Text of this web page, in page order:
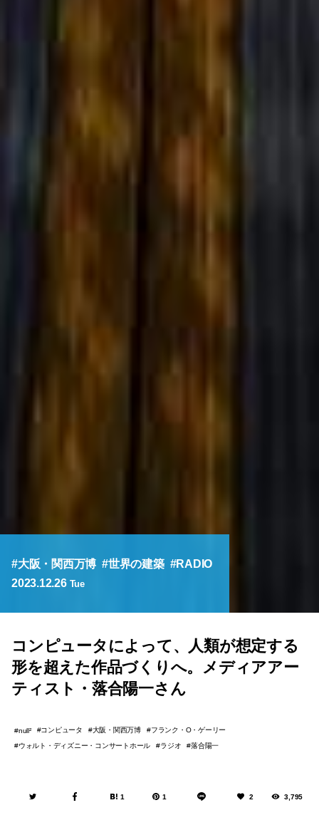
大阪・関西万博 世界の建築
RADIO
2023.12.26 Tue
コンピュータによって、人類が想定する
形を超えた作品づくりへ。メディアアー
ティスト・落合陽一さん
null² コンピュータ 大阪・関西万博
フランク・O・ゲーリー
ウォルト・ディズニー・コンサートホール
ラジオ 落合陽一
1 1 2 3,795